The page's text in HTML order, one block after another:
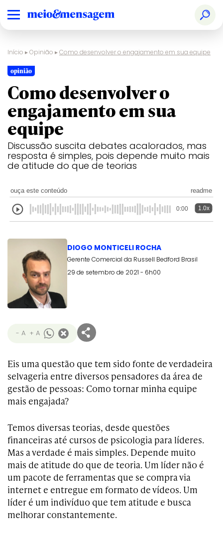
Início ▸Opinião ▸Como desenvolver o engajamento em sua equipe
opinião
Como desenvolver o
engajamento em sua
equipe
Discussão suscita debates acalorados, mas
resposta é simples, pois depende muito mais
de atitude do que de teorias
ouça este conteúdo readme
0:00 1.0x
DIOGO MONTICELI ROCHA
Gerente Comercial da Russell Bedford Brasil
29 de setembro de 2021 - 6h00
- A + A
Eis uma questão que tem sido fonte de verdadeira
selvageria entre diversos pensadores da área de
gestão de pessoas: Como tornar minha equipe
mais engajada?
Temos diversas teorias, desde questões
financeiras até cursos de psicologia para líderes.
Mas a verdade é mais simples. Depende muito
mais de atitude do que de teoria. Um líder não é
um pacote de ferramentas que se compra via
internet e entregue em formato de vídeos. Um
líder é um indivíduo que tem atitude e busca
melhorar constantemente.